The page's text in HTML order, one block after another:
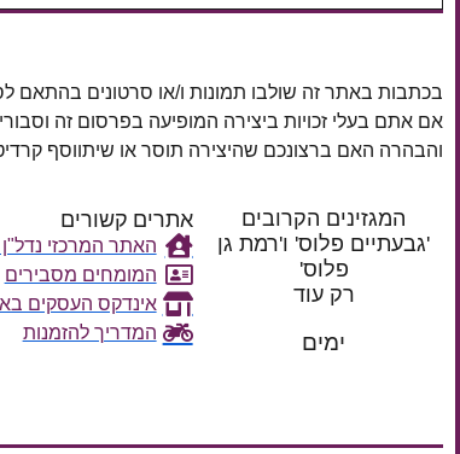
בכתבות באתר זה שולבו תמונות ו/או סרטונים בהתאם לסעיף 27א לחוק זכויות יוצרים,
אם אתם בעלי זכויות ביצירה המופיעה בפרסום זה
והבהרה האם ברצונכם שהיצירה תוסר או שיתווסף
המגזינים הקרובים
'גבעתיים פלוס' ו'רמת גן
פלוס'
רק עוד
ימים
אתרים קשורים
האתר המרכזי נדל"ן
המומחים מסבירים
אינדקס העסקים
המדריך להזמנות